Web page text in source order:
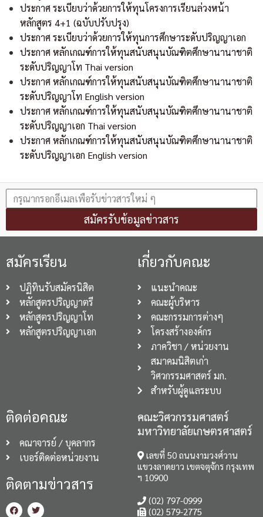
ประกาศ ระเบียบว่าด้วยการให้ทุนโครงการเรียนล่วงหน้า
หลักสูตร 4+1 (ฉบับปรับปรุง)
ประกาศ ระเบียบว่าด้วยการให้ทุนการศึกษาระดับปริญญาเอก
ประกาศ หลักเกณฑ์การให้ทุนสนับสนุนบัณฑิตศึกษานานาชาติ
ระดับปริญญาโท Thai version
ประกาศ หลักเกณฑ์การให้ทุนสนับสนุนบัณฑิตศึกษานานาชาติ
ระดับปริญญาโท English version
ประกาศ หลักเกณฑ์การให้ทุนสนับสนุนบัณฑิตศึกษานานาชาติ
ระดับปริญญาเอก Thai version
ประกาศ หลักเกณฑ์การให้ทุนสนับสนุนบัณฑิตศึกษานานาชาติ
ระดับปริญญาเอก English version
สมัครรับข้อมูลข่าวสาร
สมัครเรียน
ปฏิทินรับสมัครนิสิต
หลักสูตรปริญญาตรี
หลักสูตรปริญญาโท
หลักสูตรปริญญาเอก
เกี่ยวกับคณะ
แนะนำคณะ
คณะผู้บริหาร
คณะกรรมการต่างๆ
โครงสร้างองค์กร
ภาควิชา / หน่วยงาน
สมาคมนิสิตเก่า
วิศวกรรมศาสตร์ มก.
สำหรับผู้ดูแลระบบ
ติดต่อคณะ
คณาจารย์ / บุคลากร
เบอร์ติดต่อหน่วยงาน
ติดตามข่าวสาร
คณะวิศวกรรมศาสตร์
มหาวิทยาลัยเกษตรศาสตร์
เลขที่ 50 ถนนงามวงศ์วาน
แขวงลาดยาว เขตจตุจักร กรุงเทพ
ฯ 10900
(02) 797-0999
(02) 579-2775